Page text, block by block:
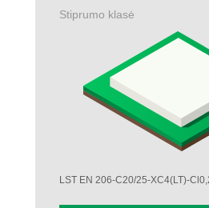
Stiprumo klasė
LST EN 206-C20/25-XC4(LT)-